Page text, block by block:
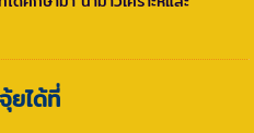
ยได้ที่